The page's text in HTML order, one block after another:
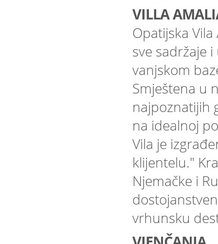
VILLA
Opatijska
sve sadržaje
vanjskom
Smještena u
najpoznatijih
na idealnoj
Vila je
klijentelu."
Njemačke i
vrhunsku